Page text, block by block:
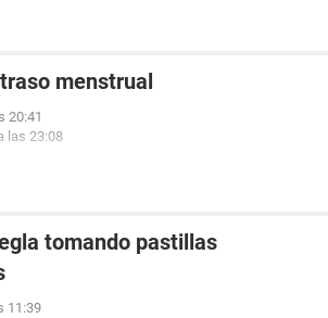
menstrual
20:41
las 23:08
tomando pastillas
11:39